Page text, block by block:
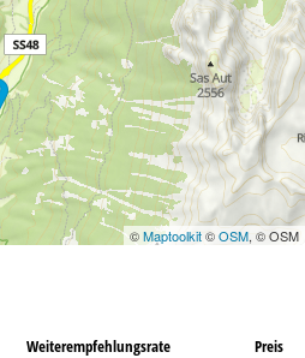
©Maptoolkit©OSM, © OSM
Weiterempfehlungsrate Preis